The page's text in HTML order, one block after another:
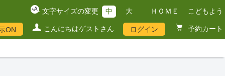
文字サイズの変更 中 大 ＨＯＭＥ こどもよう
ON こんにちはゲストさん ログイン 予約カート